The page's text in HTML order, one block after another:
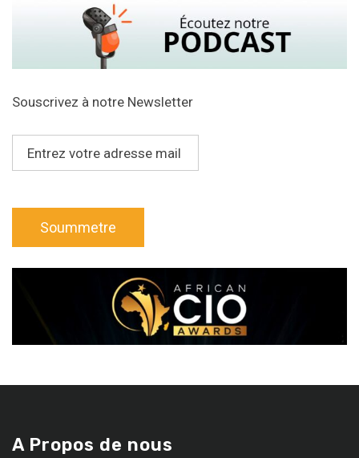
Souscrivez à notre Newsletter
A Propos de nous